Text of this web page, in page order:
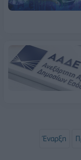
Έναρξη